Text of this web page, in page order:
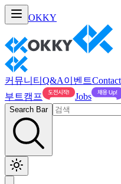
OKKY
커뮤니티 Q&A이벤트Contact
부트캠프
Jobs
Search Bar